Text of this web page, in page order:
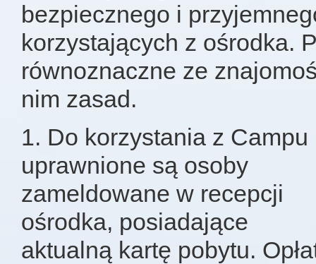
bezpiecznego i
korzystających z ośrodka.
równoznaczne ze
nim zasad.
1. Do korzystania z Campu
uprawnione są osoby
zameldowane w recepcji
ośrodka, posiadające
aktualną kartę pobytu.